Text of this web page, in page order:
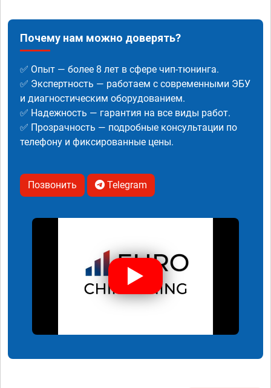
Почему нам можно доверять?
✅ Опыт — более 8 лет в сфере чип-тюнинга.
✅ Экспертность — работаем с современными ЭБУ
и диагностическим оборудованием.
✅ Надежность — гарантия на все виды работ.
✅ Прозрачность — подробные консультации по
телефону и фиксированные цены.
Позвонить Telegram